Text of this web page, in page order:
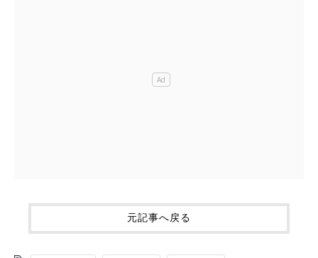
元記事へ戻る